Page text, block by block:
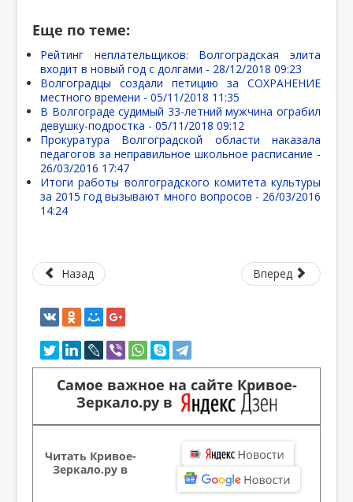
Еще по теме:
Рейтинг неплательщиков: Волгоградская элита
входит в новый год с долгами - 28/12/2018 09:23
Волгоградцы создали петицию за СОХРАНЕНИЕ
местного времени - 05/11/2018 11:35
В Волгограде судимый 33-летний мужчина ограбил
девушку-подростка - 05/11/2018 09:12
Прокуратура Волгоградской области наказала
педагогов за неправильное школьное расписание -
26/03/2016 17:47
Итоги работы волгоградского комитета культуры
за 2015 год вызывают много вопросов - 26/03/2016
14:24
Назад Вперед
Самое важное на сайте Кривое-
Зеркало.ру в
Читать Кривое-
Зеркало.ру в